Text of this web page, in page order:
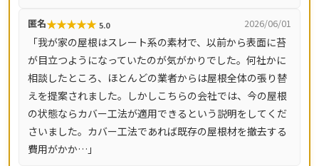
匿名★★★★★ 5.0 2026/06/01
「我が家の屋根はスレート系の素材で、以前から表面に苔
が目立つようになっていたのが気がかりでした。何社かに
相談したところ、ほとんどの業者からは屋根全体の張り替
えを提案されました。しかしこちらの会社では、今の屋根
の状態ならカバー工法が適用できるという説明をしてくだ
さいました。カバー工法であれば既存の屋根材を撤去する
費用がかか…」